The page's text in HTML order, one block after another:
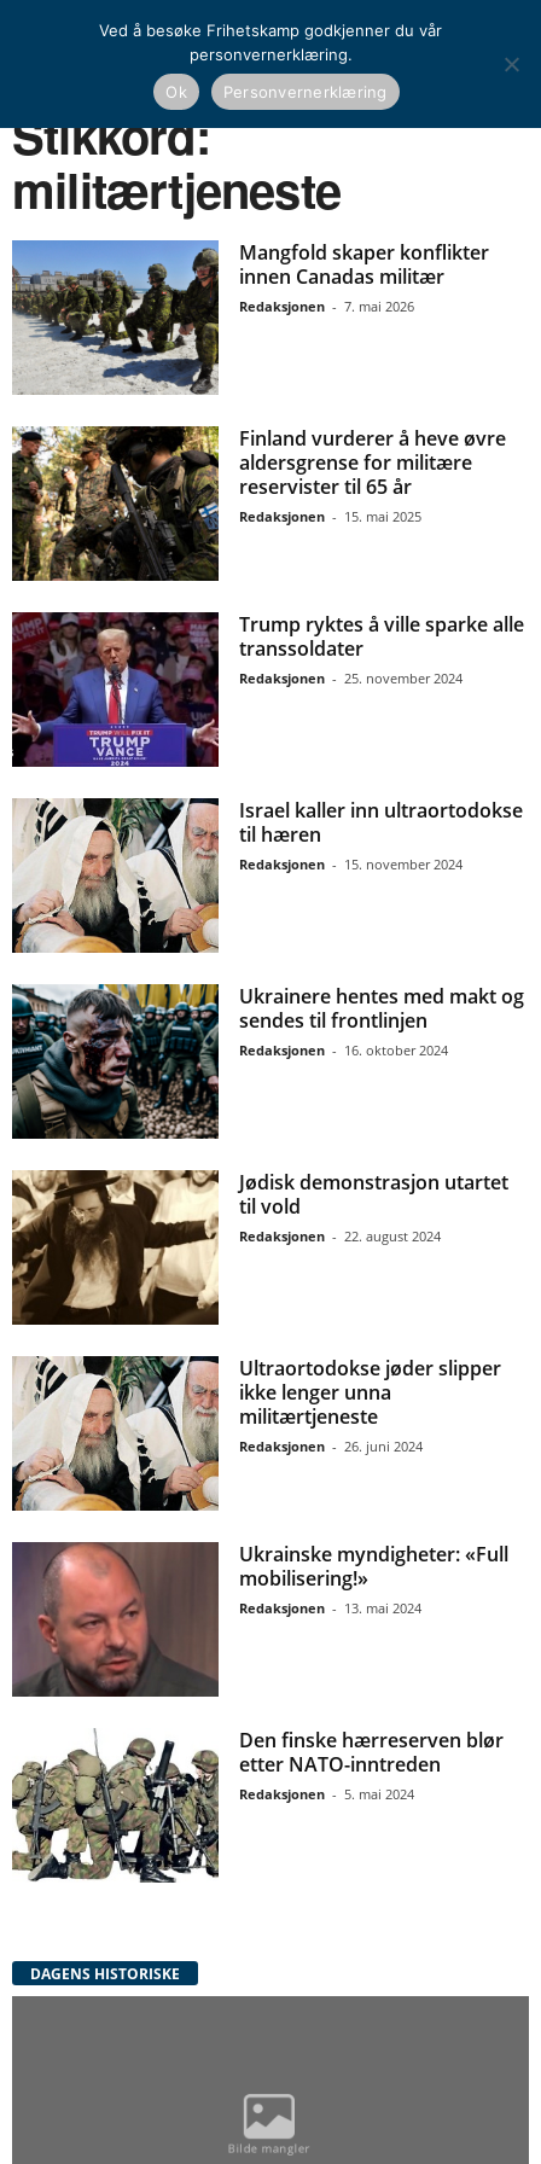
Militærtjeneste
Stikkord:
militærtjeneste
Mangfold skaper konflikter
innen Canadas militær
Redaksjonen - 7. mai 2026
Finland vurderer å heve øvre
aldersgrense for militære
reservister til 65 år
Redaksjonen - 15. mai 2025
Trump ryktes å ville sparke alle
transsoldater
Redaksjonen - 25. november 2024
Israel kaller inn ultraortodokse
til hæren
Redaksjonen - 15. november 2024
Ukrainere hentes med makt og
sendes til frontlinjen
Redaksjonen - 16. oktober 2024
Jødisk demonstrasjon utartet
til vold
Redaksjonen - 22. august 2024
Ultraortodokse jøder slipper
ikke lenger unna
militærtjeneste
Redaksjonen - 26. juni 2024
Ukrainske myndigheter: «Full
mobilisering!»
Redaksjonen - 13. mai 2024
Den finske hærreserven blør
etter NATO-inntreden
Redaksjonen - 5. mai 2024
DAGENS HISTORISKE
Ved å besøke Frihetskamp godkjenner du vår
personvernerklæring.
Ok
Personvernerklæring